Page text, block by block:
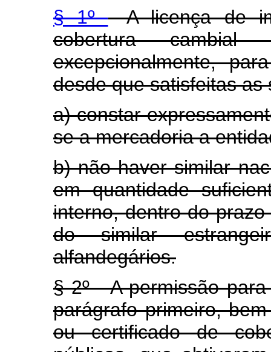
§ 1º- A licença de
cobertura cambial
excepcionalmente,
desde que satisfeitas as
a) constar
se a mercadoria a
b) não haver similar
em quantidade
interno, dentro do
do similar
alfandegários.
§ 2º - A permissão
parágrafo primeiro,
ou certificado de